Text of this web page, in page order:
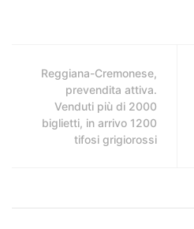
Reggiana-Cremonese,
prevendita attiva.
Venduti più di 2000
biglietti, in arrivo 1200
tifosi grigiorossi